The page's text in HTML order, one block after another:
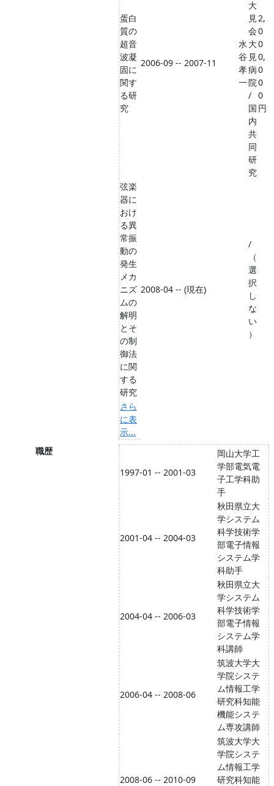
蛋白
質の
超音
波凝
固に
関す
る研
究
2006-09 -- 2007-11
水
谷
孝
一
大
見
会
大
見
病
院
/
国
内
共
同
研
究
2,
0
0
0,
0
0
0
円
弦楽
器に
おけ
る異
常振
動の
発生
メカ
ニズ
ムの
解明
とそ
の制
御法
に関
する
研究
2008-04 -- (現在)
/
（
選
択
し
な
い
）
さら
に表
示...
職歴
1997-01 -- 2001-03
岡山大学工
学部電気電
子工学科助
手
2001-04 -- 2004-03
秋田県立大
学システム
科学技術学
部電子情報
システム学
科助手
2004-04 -- 2006-03
秋田県立大
学システム
科学技術学
部電子情報
システム学
科講師
2006-04 -- 2008-06
筑波大学大
学院システ
ム情報工学
研究科知能
機能システ
ム専攻講師
2008-06 -- 2010-09
筑波大学大
学院システ
ム情報工学
研究科知能